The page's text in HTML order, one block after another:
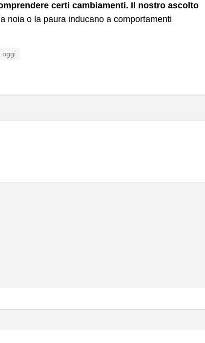
certi cambiamenti. Il nostro ascolto
noia o la paura inducano a comportamenti
oggi